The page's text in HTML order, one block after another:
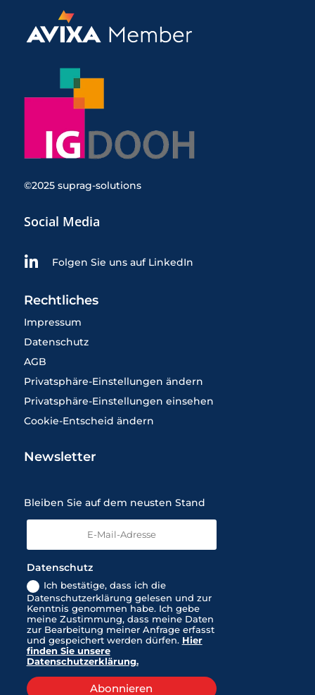
©2025 suprag-solutions
Social Media
 Folgen Sie uns auf LinkedIn
Rechtliches
Impressum
Datenschutz
AGB
Privatsphäre-Einstellungen ändern
Privatsphäre-Einstellungen einsehen
Cookie-Entscheid ändern
Newsletter
Bleiben Sie auf dem neusten Stand
Datenschutz
Ich bestätige, dass ich die
Datenschutzerklärung gelesen und zur
Kenntnis genommen habe. Ich gebe
meine Zustimmung, dass meine Daten
zur Bearbeitung meiner Anfrage erfasst
und gespeichert werden dürfen. Hier
finden Sie unsere
Datenschutzerklärung.
Abonnieren